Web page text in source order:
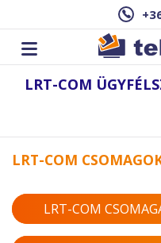
LRT-COM
LRT-COM
LRT-COM